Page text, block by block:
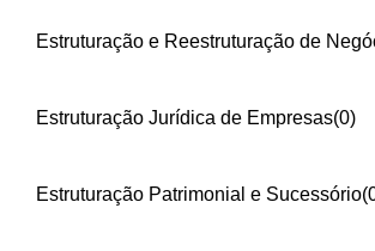
Estruturação e Reestruturação de
Estruturação Jurídica de Empresas(0)
Estruturação Patrimonial e Sucessório